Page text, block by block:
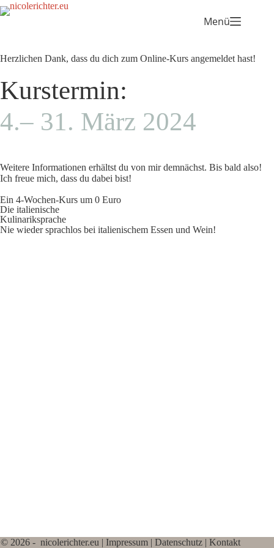
Menü
Herzlichen Dank, dass du dich zum Online-Kurs angemeldet hast!
Kurstermin:
4.– 31. März 2024
Weitere Informationen erhältst du von mir demnächst. Bis bald also!
Ich freue mich, dass du dabei bist!
Ein 4-Wochen-Kurs um 0 Euro
Die italienische
Kulinariksprache
Nie wieder sprachlos bei italienischem Essen und Wein!
© 2026 - nicolerichter.eu |Impressum |Datenschutz |Kontakt